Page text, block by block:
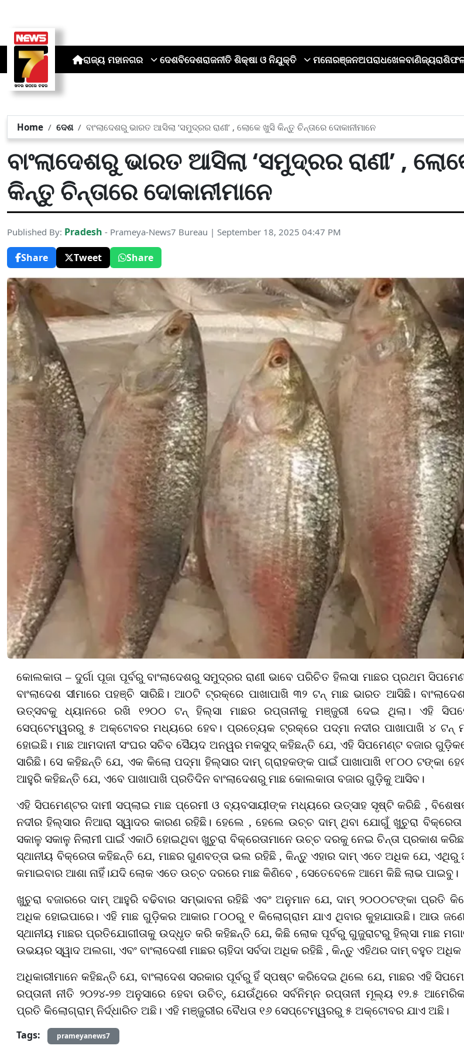
ରାଜ୍ୟ ମହାନଗର ଦେଶବିଦେଶରାଜନୀତି ଶିକ୍ଷା ଓ ନିଯୁକ୍ତି ମନୋରଞ୍ଜନଅପରାଧଖେଳବାଣିଜ୍ୟ
Home ଦେଶ ବାଂଲାଦେଶରୁ ଭାରତ ଆସିଲା ‘ସମୁଦ୍ରର ରାଣୀ’ , ଲୋକେ ଖୁସି କିନ୍ତୁ ଚିନ୍ତାରେ ଦୋକାନୀମାନେ
ବାଂଲାଦେଶରୁ ଭାରତ ଆସିଲା ‘ସମୁଦ୍ରର ରାଣୀ’ ,
କିନ୍ତୁ ଚିନ୍ତାରେ ଦୋକାନୀମାନେ
Published By: Pradesh - Prameya-News7 Bureau | September 18, 2025 04:47 PM
Share
Tweet Share
କୋଲକାତା – ଦୁର୍ଗା ପୂଜା ପୂର୍ବରୁ ବାଂଲାଦେଶରୁ ସମୁଦ୍ରର ରାଣୀ ଭାବେ ପରିଚିତ ହିଲସା ମାଛର ପ୍ରଥମ
ବାଂଲାଦେଶ ସୀମାରେ ପହଞ୍ଚି ସାରିଛି। ଆଠଟି ଟ୍ରକ୍‌ରେ ପାଖାପାଖି ୩୨ ଟନ୍‌ ମାଛ ଭାରତ ଆସିଛି।
ଉତ୍ସବକୁ ଧ୍ୟାନରେ ରଖି ୧୨୦୦ ଟନ୍‌ ହିଲ୍ସା ମାଛର ରପ୍ତାନୀକୁ ମଞ୍ଜୁରୀ ଦେଇ ଥିଲା। ଏହି
ସେପ୍ଟେମ୍ୱରରୁ ୫ ଅକ୍ଟୋବର ମଧ୍ୟରେ ହେବ। ପ୍ରତ୍ୟେକ ଟ୍ରକ୍‌ରେ ପଦ୍ମା ନଦୀର ପାଖାପାଖି ୪ ଟନ୍‌
ହୋଇଛି। ମାଛ ଆମଦାନୀ ସଂଘର ସଚିବ ସୈୟଦ ଅନୱର ମକସୁଦ୍‌ କହିଛନ୍ତି ଯେ, ଏହି ସିପମେଣ୍ଟ ବଜାର
ସାରିଛି। ସେ କହିଛନ୍ତି ଯେ, ଏକ କିଲୋ ପଦ୍ମା ହିଲ୍ସାର ଦାମ୍‌ ଗ୍ରାହକଙ୍କ ପାଇଁ ପାଖାପାଖି ୧୮୦୦ ଟଙ୍କା
ଆହୁରି କହିଛନ୍ତି ଯେ, ଏବେ ପାଖାପାଖି ପ୍ରତିଦିନ ବାଂଲାଦେଶରୁ ମାଛ କୋଲକାତା ବଜାର ଗୁଡ଼ିକୁ ଆସିବ।
ଏହି ସିପମେଣ୍ଟର ଦାମୀ ସପ୍ଲାଇ ମାଛ ପ୍ରେମୀ ଓ ବ୍ୟବସାୟୀଙ୍କ ମଧ୍ୟରେ ଉତ୍ସାହ ସୃଷ୍ଟି କରିଛି ,
ନଦୀର ହିଲ୍ସାର ନିଆରା ସ୍ୱାଦର କାରଣ ରହିଛି। ହେଲେ , ହେଲେ ଉଚ୍ଚ ଦାମ୍‌ ଥିବା ଯୋଗୁଁ ଖୁଚୁରା ବିକ୍ରେତା
ସକାଳୁ ସକାଳୁ ନିଲାମୀ ପାଇଁ ଏକାଠି ହୋଇଥିବା ଖୁଚୁରା ବିକ୍ରେତାମାନେ ଉଚ୍ଚ ଦରକୁ ନେଇ ଚିନ୍ତା ପ୍ରକାଶ
ସ୍ଥାନୀୟ ବିକ୍ରେତା କହିଛନ୍ତି ଯେ, ମାଛର ଗୁଣବତ୍ତା ଭଲ ରହିଛି , କିନ୍ତୁ ଏହାର ଦାମ୍‌ ଏତେ ଅଧିକ ଯେ, ଏଥିରୁ
କମାଇବାର ଆଶା ନାହିଁ।ଯଦି ଲୋକ ଏତେ ଉଚ୍ଚ ଦରରେ ମାଛ କିଣିବେ , ସେତେବେଳେ ଆମେ କିଛି ଲାଭ ପାଇବୁ।
ଖୁଚୁରା ବଜାରରେ ଦାମ୍‌ ଆହୁରି ବଢିବାର ସମ୍ଭାବନା ରହିଛି ଏବଂ ଅନୁମାନ ଯେ, ଦାମ୍ ୨୦୦୦ଟଙ୍କା ପ୍ରତି
ଅଧିକ ହୋଇପାରେ। ଏହି ମାଛ ଗୁଡ଼ିକର ଆକାର ୮୦୦ରୁ ୧ କିଲୋଗ୍ରାମ ଯାଏ ଥିବାର କୁହାଯାଉଛି। ଆଉ
ସ୍ଥାନୀୟ ମାଛର ପ୍ରତିଯୋଗୀତାକୁ ଉଦ୍ଧୃତ କରି କହିଛନ୍ତି ଯେ, କିଛି ଲୋକ ପୂର୍ବରୁ ଗୁଜୁରାଟରୁ ହିଲ୍ସା ମାଛ
ଉଭୟର ସ୍ୱାଦ ଅଲଗା, ଏବଂ ବାଂଲାଦେଶୀ ମାଛର ଚାହିଦା ସର୍ବଦା ଅଧିକ ରହିଛି , କିନ୍ତୁ ଏହିଥର ଦାମ୍‌ ବହୁତ
ଅଧିକାରୀମାନେ କହିଛନ୍ତି ଯେ, ବାଂଲାଦେଶ ସରକାର ପୂର୍ବରୁ ହିଁ ସ୍ପଷ୍ଟ କରିଦେଇ ଥିଲେ ଯେ, ମାଛର ଏହି
ରପ୍ତାନୀ ନୀତି ୨୦୨୪-୨୭ ଅନୁସାରେ ହେବା ଉଚିତ୍‌, ଯେଉଁଥିରେ ସର୍ବନିମ୍ନ ରପ୍ତାନୀ ମୂଲ୍ୟ ୧୨.୫
ପ୍ରତି କିଲୋଗ୍ରାମ୍‌ ନିର୍ଦ୍ଧାରିତ ଅଛି। ଏହି ମଞ୍ଜୁରୀର ବୈଧତା ୧୬ ସେପ୍ଟେମ୍ୱରରୁ ୫ ଅକ୍ଟୋବର ଯାଏ ଅଛି।
Tags: prameyanews7